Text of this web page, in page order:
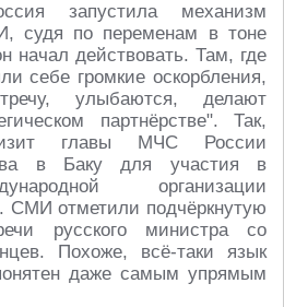
запустила механизм
судя по переменам в тоне
начал действовать. Там, где
себе громкие оскорбления,
улыбаются, делают
партнёрстве". Так,
главы МЧС России
в Баку для участия в
организации
СМИ отметили подчёркнутую
русского министра со
Похоже, всё-таки язык
даже самым упрямым